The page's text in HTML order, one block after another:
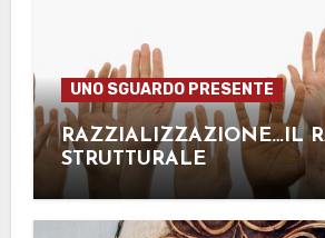
UNO SGUARDO PRESENTE
RAZZIALIZZAZIONE…IL
STRUTTURALE